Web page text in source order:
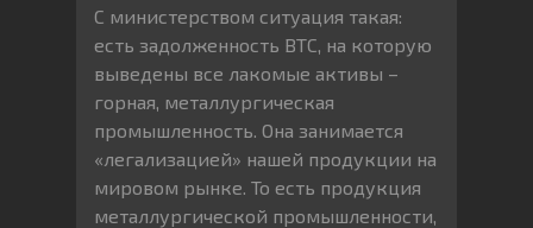
С министерством ситуация такая:
есть задолженность ВТС, на которую
выведены все лакомые активы –
горная, металлургическая
промышленность. Она занимается
«легализацией» нашей продукции на
мировом рынке. То есть продукция
металлургической промышленности,